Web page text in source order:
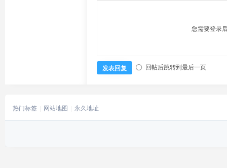
您需要登录
发表回复 回帖后跳转到最后一页
热门标签 网站地图 永久地址